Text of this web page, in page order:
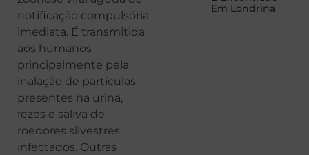
notificação compulsória
imediata. É transmitida
aos humanos
principalmente pela
inalação de partículas
presentes na urina,
fezes e saliva de
roedores silvestres
infectados. Outras
Em Londrina